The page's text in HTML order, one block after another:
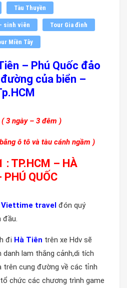
Tàu Thuyền
sinh viên Tour Gia đình
Miền Tây
– Phú Quốc đảo
của biển –
3 ngày – 3 đêm )
ô tô và tàu cánh ngầm )
: TP.HCM – HÀ
QUỐC
Viettime travel đón quý
đầu.
đi Hà Tiên trên xe Hdv sẽ
lam thắng cảnh,di tích
trên cung đường về các tỉnh
chức các chương trình game